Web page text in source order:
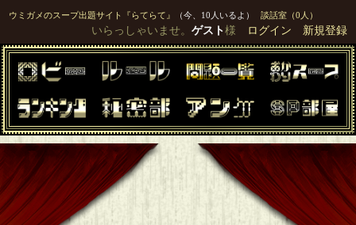
ウミガメのスープ出題サイト『らてらて』 （今、10人いるよ） 談話室（0人）
いらっしゃいませ。 ゲスト様 ログイン 新規登録